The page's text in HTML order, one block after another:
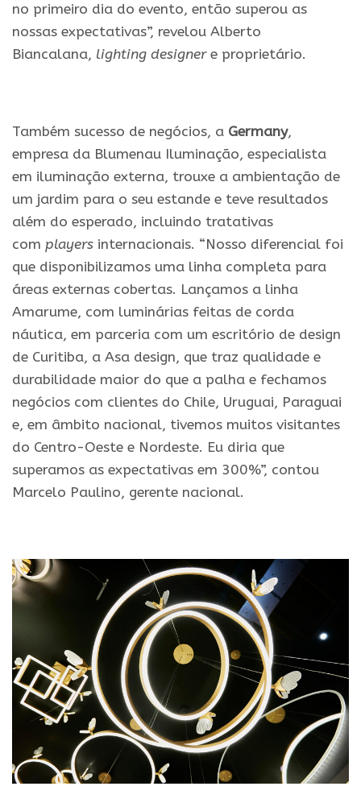
no primeiro dia do evento, então superou as
nossas expectativas”, revelou Alberto
Biancalana, lighting designere proprietário.
Também sucesso de negócios, a Germany,
empresa da Blumenau Iluminação, especialista
em iluminação externa, trouxe a ambientação de
um jardim para o seu estande e teve resultados
além do esperado, incluindo tratativas
com players internacionais. “Nosso diferencial foi
que disponibilizamos uma linha completa para
áreas externas cobertas. Lançamos a linha
Amarume, com luminárias feitas de corda
náutica, em parceria com um escritório de design
de Curitiba, a Asa design, que traz qualidade e
durabilidade maior do que a palha e fechamos
negócios com clientes do Chile, Uruguai, Paraguai
e, em âmbito nacional, tivemos muitos visitantes
do Centro-Oeste e Nordeste. Eu diria que
superamos as expectativas em 300%”, contou
Marcelo Paulino, gerente nacional.